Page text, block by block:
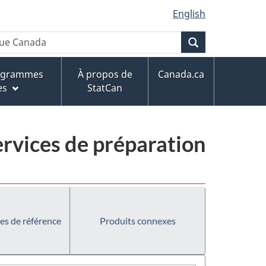
English
À propos de
StatCan
Canada.ca
de préparation
de référence Produits connexes